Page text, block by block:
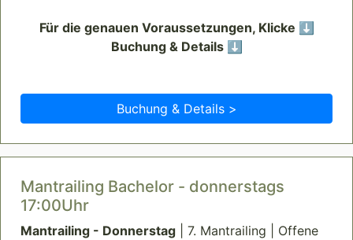
Für die genauen Voraussetzungen, Klicke ⬇️
Buchung & Details ⬇️
Buchung & Details >
Mantrailing Bachelor - donnerstags
17:00Uhr
Mantrailing - Donnerstag | 7. Mantrailing | Offene